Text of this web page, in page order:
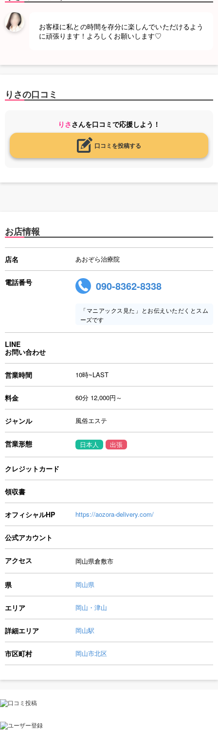
お客様に私との時間を存分に楽しんでいただけるよう
に頑張ります！よろしくお願いします♡
りさの口コミ
りささんを口コミで応援しよう！
口コミを投稿する
お店情報
店名 あおぞら治療院
電話番号 090-8362-8338
「マニアックス見た」とお伝えいただくとスム
ーズです
LINE
お問い合わせ
営業時間 10時~LAST
料金 60分 12,000円～
ジャンル 風俗エステ
営業形態 日本人 出張
クレジットカード
領収書
オフィシャルHP https://aozora-delivery.com/
公式アカウント
アクセス 岡山県倉敷市
県 岡山県
エリア 岡山・津山
詳細エリア 岡山駅
市区町村 岡山市北区